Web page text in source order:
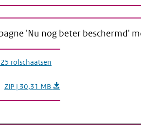
'Nu nog beter beschermd'
rolschaatsen
ZIP | 30,31 MB